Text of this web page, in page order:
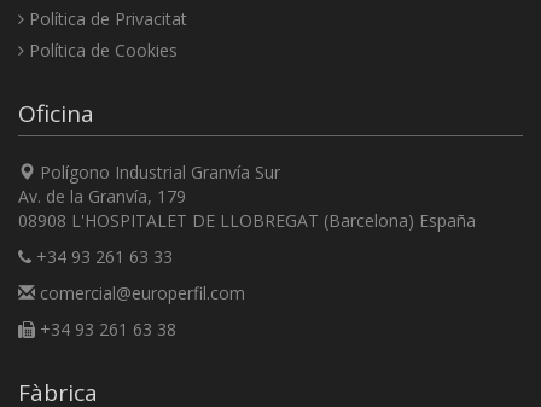
Política de Privacitat
Política de Cookies
Oficina
Polígono Industrial Granvía Sur
Av. de la Granvía, 179
08908 L'HOSPITALET DE LLOBREGAT (Barcelona) España
+34 93 261 63 33
comercial@europerfil.com
+34 93 261 63 38
Fàbrica